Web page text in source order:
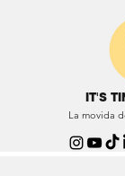
IT'S
La movida